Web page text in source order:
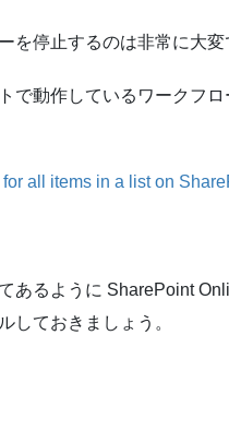
を停止するのは非常に大変
で動作しているワークフ
all items in a list on
あるように SharePoint
しておきましょう。